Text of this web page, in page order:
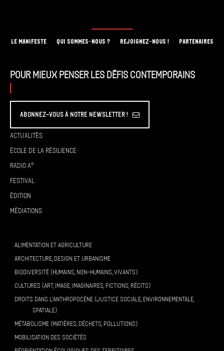
LE MANIFESTE QUI SOMMES-NOUS ? REJOIGNEZ-NOUS ! PARTENAIRES
Pour mieux penser les défis contemporains
Abonnez-vous à Notre Newsletter !
Actualités
École de la résilience
Radio A°
Festival
Édition
Médiations
ALIMENTATION ET AGRICULTURE
ARCHITECTURE, DESIGN ET URBANISME
BIODIVERSITÉ (HUMAINS, NON-HUMAINS, VIVANTS)
CULTURES (ART, IMAGE, IMAGINAIRES, FICTIONS, RÉCITS)
DROITS DANS L’ANTHROPOCÈNE (JUSTICE SOCIALE, ENVIRONNEMENTALE,
SPATIALE)
MÉTABOLISME (MATIÈRES, DÉCHETS, POLLUTIONS)
MOBILISATION DES SOCIÉTÉS